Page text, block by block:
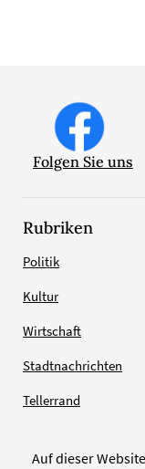
Auf dieser
Folgen Sie uns
Rubriken
Politik
Kultur
Wirtschaft
Stadtnachrichten
Tellerrand